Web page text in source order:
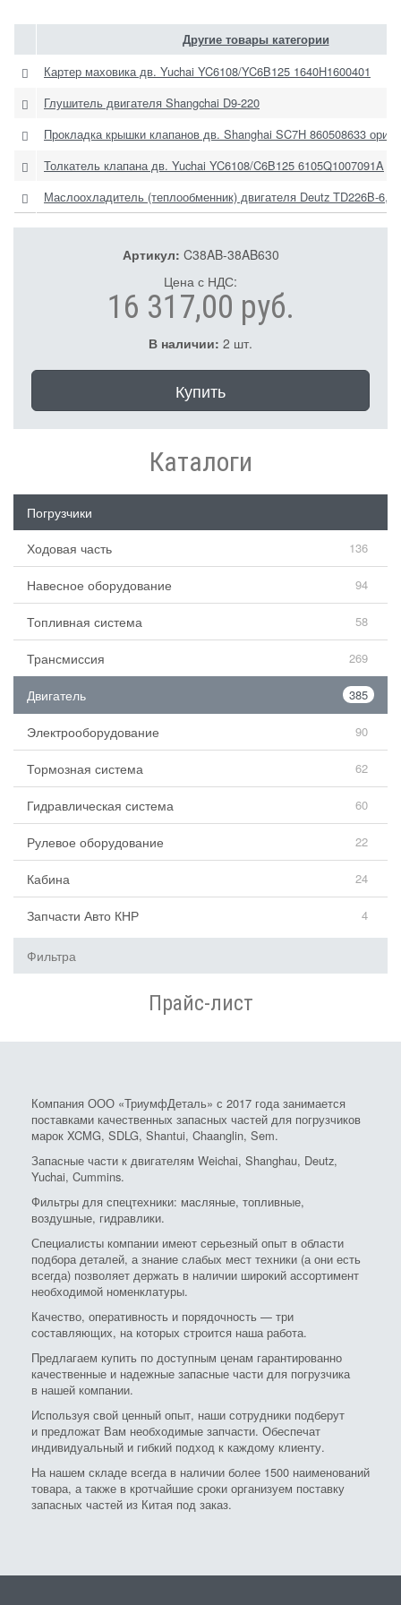
Другие товары категории
Картер маховика дв. Yuchai YC6108/YC6B125 1640H1600401
Глушитель двигателя Shangchai D9-220
Прокладка крышки клапанов дв. Shanghai SC7H 860508633
Толкатель клапана дв. Yuchai YC6108/C6B125 6105Q1007091A
Маслоохладитель (теплообменник) двигателя Deutz TD226B-6,
Артикул: C38AB-38AB630
Цена с НДС:
16 317,00 руб.
В наличии: 2 шт.
Купить
Каталоги
Погрузчики
Ходовая часть
136
Навесное оборудование 94
Топливная система 58
Трансмиссия 269
Двигатель 385
Электрооборудование 90
Тормозная система 62
Гидравлическая система 60
Рулевое оборудование 22
Кабина 24
Запчасти Авто КНР 4
Фильтра
Прайс-лист
Компания ООО «ТриумфДеталь» с 2017 года занимается
поставками качественных запасных частей для погрузчиков
марок XCMG, SDLG, Shantui, Chaanglin, Sem.
Запасные части к двигателям Weichai, Shanghau, Deutz,
Yuchai, Cummins.
Фильтры для спецтехники: масляные, топливные,
воздушные, гидравлики.
Специалисты компании имеют серьезный опыт в области
подбора деталей, а знание слабых мест техники (а они есть
всегда) позволяет держать в наличии широкий ассортимент
необходимой номенклатуры.
Качество, оперативность и порядочность — три
составляющих, на которых строится наша работа.
Предлагаем купить по доступным ценам гарантированно
качественные и надежные запасные части для погрузчика
в нашей компании.
Используя свой ценный опыт, наши сотрудники подберут
и предложат Вам необходимые запчасти. Обеспечат
индивидуальный и гибкий подход к каждому клиенту.
На нашем складе всегда в наличии более 1500 наименований
товара, а также в кротчайшие сроки организуем поставку
запасных частей из Китая под заказ.